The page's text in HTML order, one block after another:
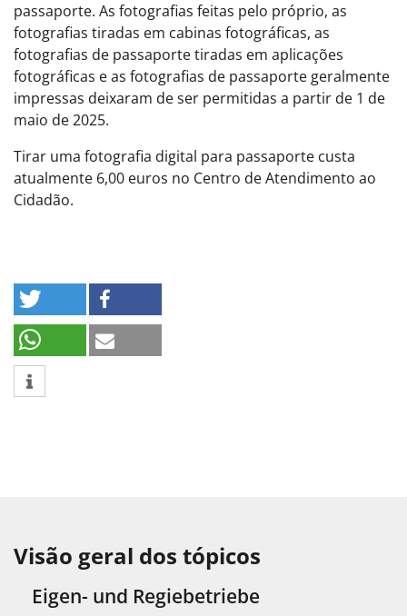
passaporte. As fotografias feitas pelo próprio, as
fotografias tiradas em cabinas fotográficas, as
fotografias de passaporte tiradas em aplicações
fotográficas e as fotografias de passaporte geralmente
impressas deixaram de ser permitidas a partir de 1 de
maio de 2025.
Tirar uma fotografia digital para passaporte custa
atualmente 6,00 euros no Centro de Atendimento ao
Cidadão.
Visão geral dos tópicos
Eigen- und Regiebetriebe